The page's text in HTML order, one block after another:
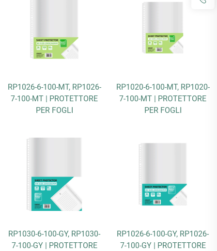
RP1026-6-100-MT, RP1026-
7-100-MT | PROTETTORE
PER FOGLI
RP1020-6-100-MT, RP1020-
7-100-MT | PROTETTORE
PER FOGLI
RP1030-6-100-GY, RP1030-
7-100-GY | PROTETTORE
RP1026-6-100-GY, RP1026-
7-100-GY | PROTETTORE